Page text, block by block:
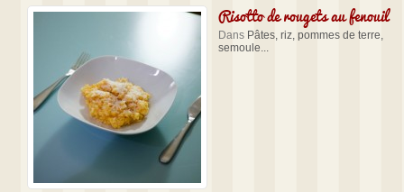
Risotto de rougets au fenouil
Dans Pâtes, riz, pommes de terre,
semoule...